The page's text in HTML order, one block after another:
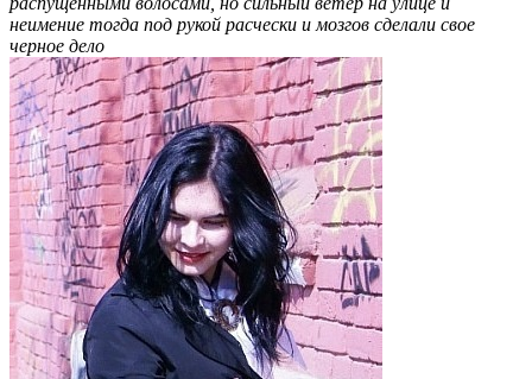
неимение тогда под рукой расчески и мозгов сделали свое
черное дело